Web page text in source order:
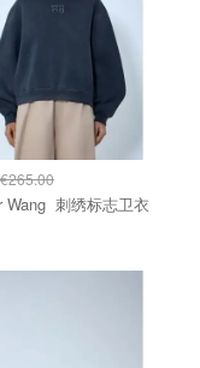
€265.00
Alexander Wang 刺绣标志卫衣